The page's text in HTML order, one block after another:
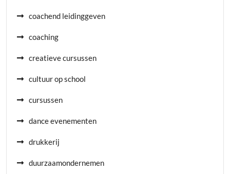
coachend leidinggeven
coaching
creatieve cursussen
cultuur op school
cursussen
dance evenementen
drukkerij
duurzaamondernemen